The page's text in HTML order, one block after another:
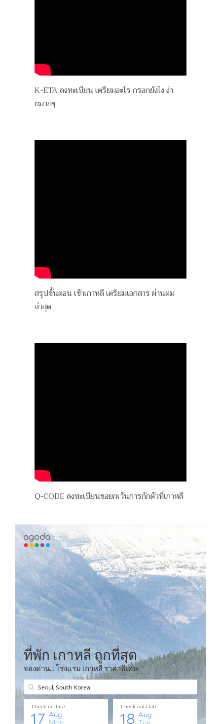
K-ETA ลงทะเบียน เตรียมอะไร กรอกยังไง ง่า
ยมากๆ
สรุปขั้นตอน เข้าเกาหลี เตรียมเอกสาร ผ่านตม
ล่าสุด
Q-CODE ลงทะเบียนขอยกเว้นการกักตัวที่เกาหลี